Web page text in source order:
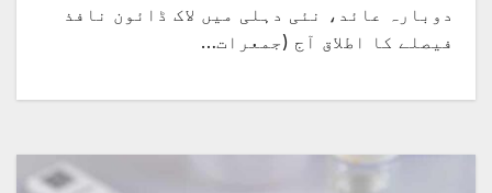
دوبارہ عائد، نئی دہلی میں لاک ڈائون نافذ
فیصلے کا اطلاق آج (جمعرات…